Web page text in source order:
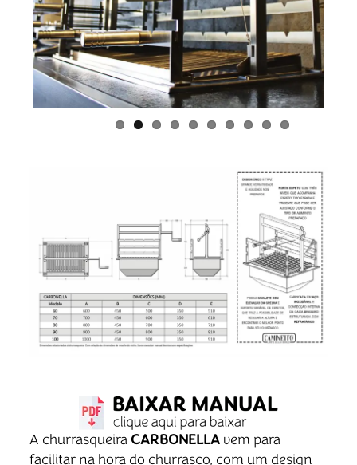
A churrasqueira CARBONELLAvem para
facilitar na hora do churrasco, com um design